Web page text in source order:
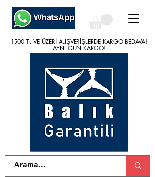
1500 TL VE ÜZERİ ALIŞVERİŞLERDE KARGO BEDAVA!
AYNI GÜN KARGO!
1500 TL VE ÜZERİ ALIŞVERİŞLERDE KARGO BEDAVA!
AYNI GÜN KARGO!